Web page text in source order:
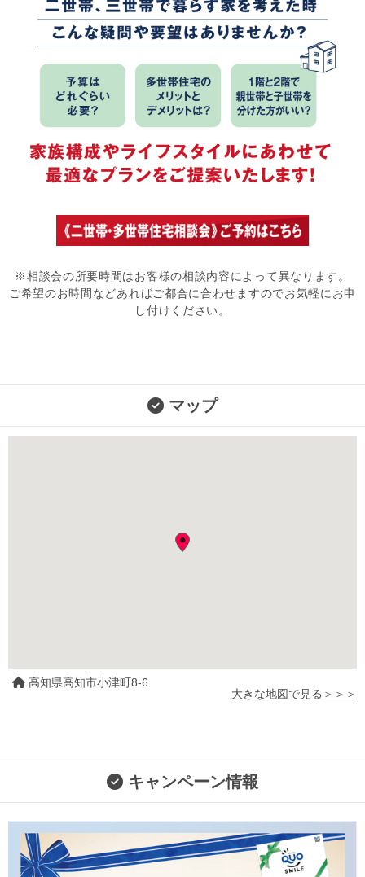
※相談会の所要時間はお客様の相談内容によって異なります。
ご希望のお時間などあればご都合に合わせますのでお気軽にお申
し付けください。
マップ
高知県高知市小津町8-6
大きな地図で見る＞＞＞
キャンペーン情報